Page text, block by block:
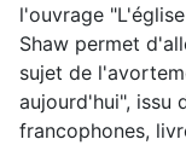
l'ouvrage
Shaw permet
sujet de
aujourd'hui", issu
francophones,